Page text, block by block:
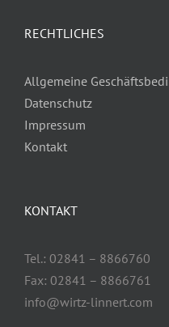
RECHTLICHES
Allgemeine
Datenschutz
Impressum
Kontakt
KONTAKT
Tel.: 02841 – 8866760
Fax: 02841 – 8866761
info@wirtz-linnert.com